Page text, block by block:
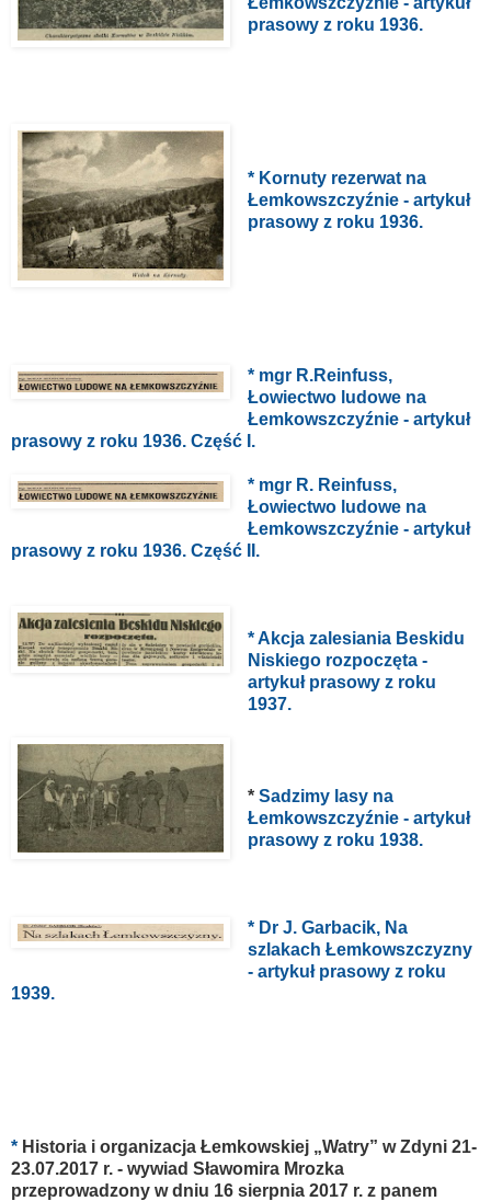
prasowy z roku 1936.
* Kornuty rezerwat na
Łemkowszczyźnie - artykuł
prasowy z roku 1936.
* mgr R.Reinfuss,
Łowiectwo ludowe na
Łemkowszczyźnie - artykuł
prasowy z roku 1936. Część I.
* mgr R. Reinfuss,
Łowiectwo ludowe na
Łemkowszczyźnie - artykuł
prasowy z roku 1936. Część II.
* Akcja zalesiania Beskidu
Niskiego rozpoczęta -
artykuł prasowy z roku
1937.
* Sadzimy lasy na
Łemkowszczyźnie - artykuł
prasowy z roku 1938.
* Dr J. Garbacik, Na
szlakach Łemkowszczyzny
- artykuł prasowy z roku
1939.
* Historia i organizacja Łemkowskiej „Watry” w Zdyni 21-
23.07.2017 r. - wywiad Sławomira Mrozka
przeprowadzony w dniu 16 sierpnia 2017 r. z panem